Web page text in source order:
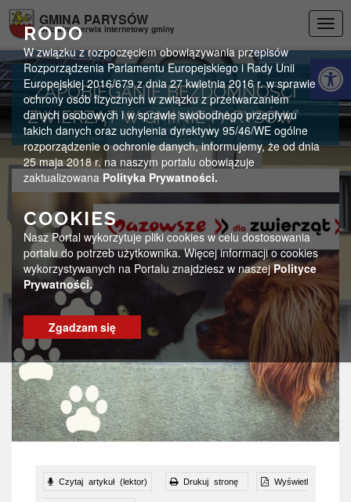
RODO
W związku z rozpoczęciem obowiązywania przepisów
Rozporządzenia Parlamentu Europejskiego i Rady Unii
Europejskiej 2016/679 z dnia 27 kwietnia 2016 r. w sprawie
ochrony osób fizycznych w związku z przetwarzaniem
danych osobowych i w sprawie swobodnego przepływu
takich danych oraz uchylenia dyrektywy 95/46/WE ogólne
rozporządzenie o ochronie danych, informujemy, że od dnia
25 maja 2018 r. na naszym portalu obowiązuje
zaktualizowana Polityka Prywatności.
COOKIES
Nasz Portal wykorzytuje pliki cookies w celu dostosowania
portalu do potrzeb użytkownika. Więcej informacji o cookies
wykorzystywanych na Portalu znajdziesz w naszejPolityce
Prywatności.
Zgadzam się
GMINA PARYSÓW
Oficjalny serwis internetowy gminy
„ZAPOBIEGANIE BEZDOMNOŚCI
ZWIERZĄT W GMINIE PARYSÓW”
Czytaj artykuł (lektor) Drukuj stronę Wyświetl